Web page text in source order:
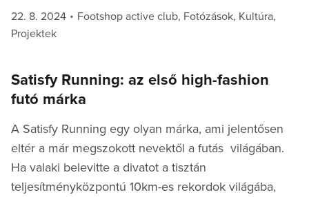
Posted
on
22. 8. 2024 Categories
Footshop active club, Fotózások, Kultúra,
Projektek
Satisfy Running: az első high-fashion
futó márka
A Satisfy Running egy olyan márka, ami jelentősen
eltér a már megszokott nevektől a futás világában.
Ha valaki belevitte a divatot a tisztán
teljesítményközpontú 10km-es rekordok világába,